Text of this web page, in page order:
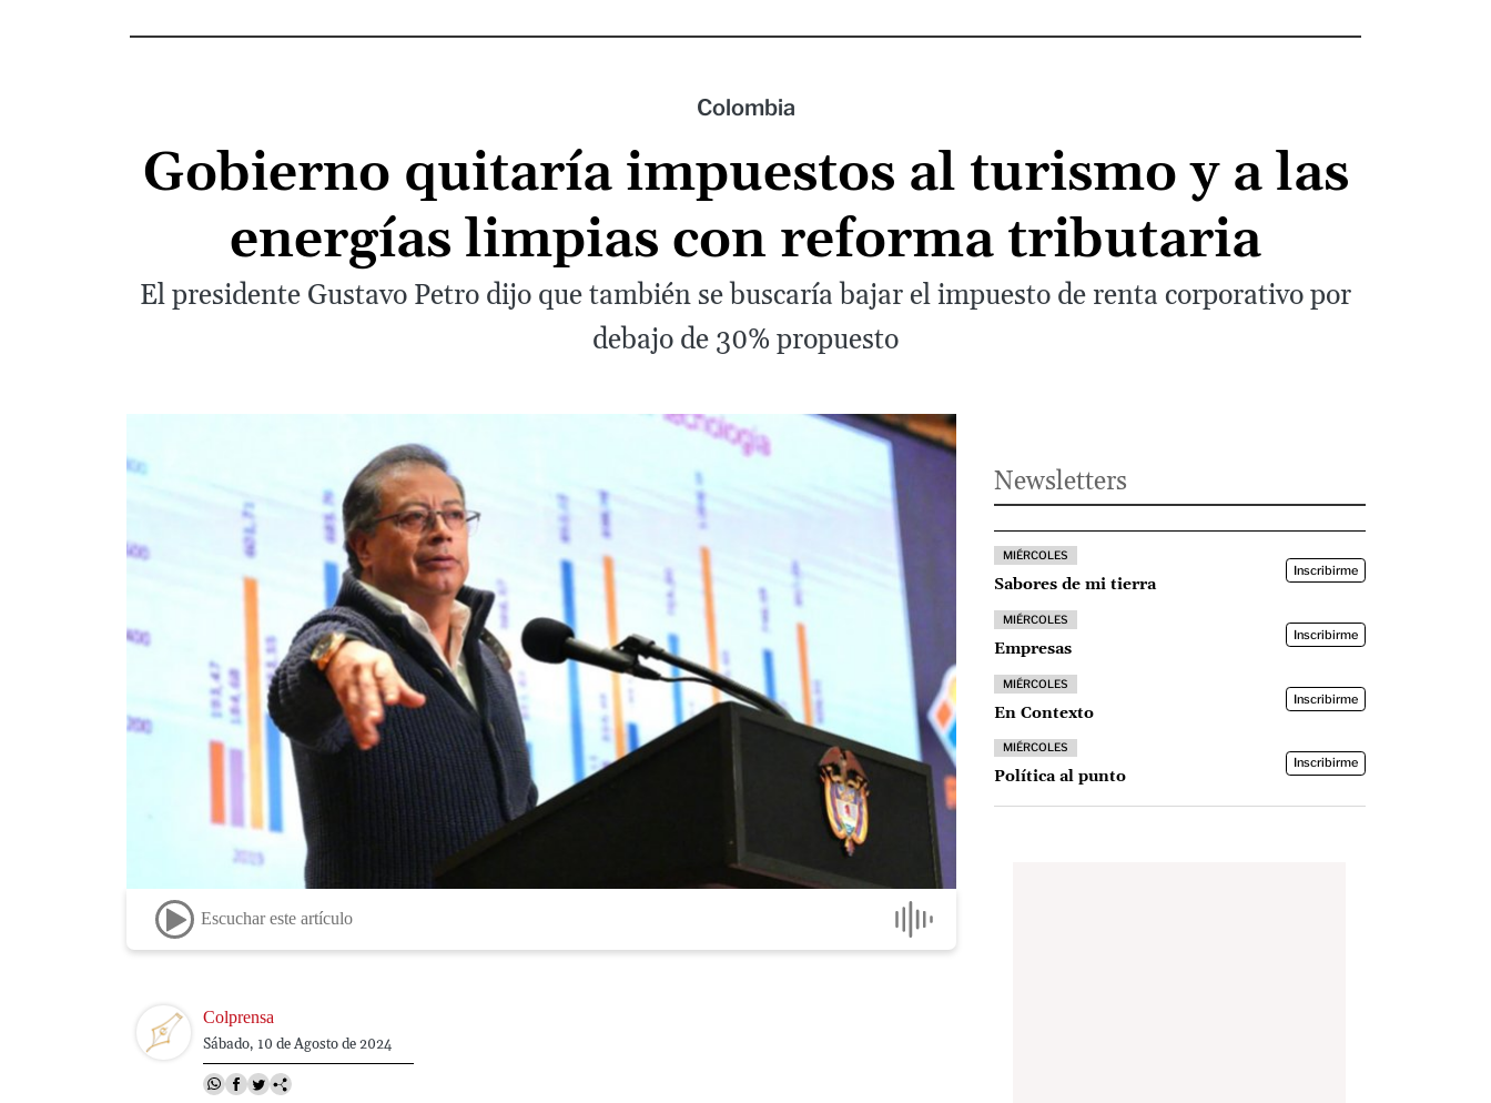
Colombia
Gobierno quitaría impuestos al turismo y a las
energías limpias con reforma tributaria
El presidente Gustavo Petro dijo que también se buscaría bajar el impuesto de renta corporativo por
debajo de 30% propuesto
Escuchar este artículo
Image Colprensa
Sábado, 10 de Agosto de 2024
Newsletters
MIÉRCOLES
Sabores de mi tierra
Inscribirme
MIÉRCOLES
Empresas
Inscribirme
MIÉRCOLES
En Contexto
Inscribirme
MIÉRCOLES
Política al punto
Inscribirme